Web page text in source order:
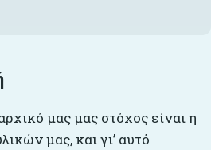
μας μας στόχος είναι η
μας, και γι’ αυτό